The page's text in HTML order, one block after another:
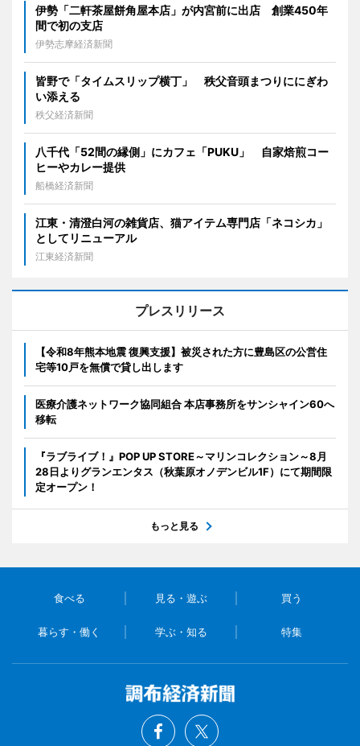
伊勢「二軒茶屋餅角屋本店」が内宮前に出店 創業450年
間で初の支店
伊勢志摩経済新聞
皆野で「タイムスリップ横丁」 秩父音頭まつりににぎわ
い添える
秩父経済新聞
八千代「52間の縁側」にカフェ「PUKU」 自家焙煎コー
ヒーやカレー提供
船橋経済新聞
江東・清澄白河の雑貨店、猫アイテム専門店「ネコシカ」
としてリニューアル
江東経済新聞
プレスリリース
【令和8年熊本地震 復興支援】被災された方に豊島区の公営住
宅等10戸を無償で貸し出します
医療介護ネットワーク協同組合 本店事務所をサンシャイン60へ
移転
『ラブライブ！』POP UP STORE～マリンコレクション～8月
28日よりグランエンタス（秋葉原オノデンビル1F）にて期間限
定オープン！
もっと見る
食べる 見る・遊ぶ 買う
暮らす・働く 学ぶ・知る 特集